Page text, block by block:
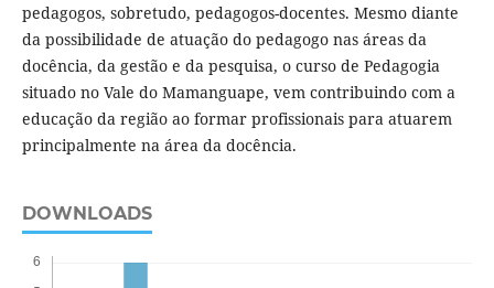
pedagogos, sobretudo, pedagogos-docentes. Mesmo diante
da possibilidade de atuação do pedagogo nas áreas da
docência, da gestão e da pesquisa, o curso de Pedagogia
situado no Vale do Mamanguape, vem contribuindo com a
educação da região ao formar profissionais para atuarem
principalmente na área da docência.
DOWNLOADS